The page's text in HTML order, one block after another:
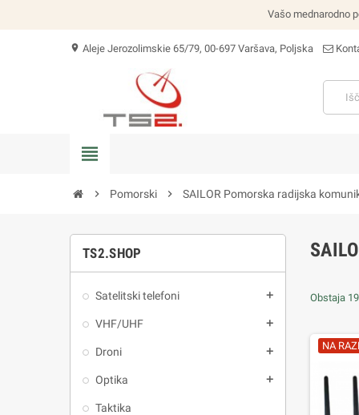
Vašo mednarodno
location_on Aleje Jerozolimskie 65/79, 00-697 Varšava, Poljska
view_headline
chevron_right Pomorski chevron_right SAILOR Pomorska radijska
TS2.SHOP
Satelitski telefoni add
VHF/UHF add
Droni add
Optika add
Taktika
Obstaja
NA